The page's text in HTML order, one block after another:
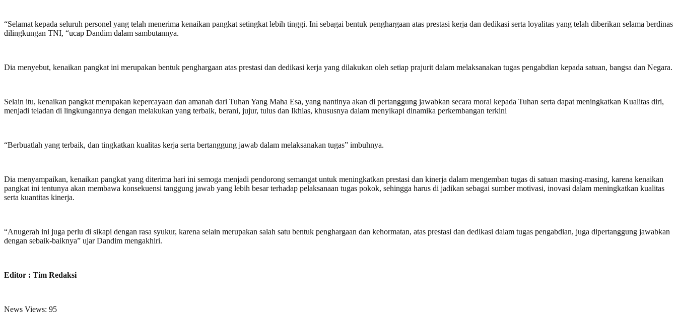
“Selamat kepada seluruh personel yang telah menerima kenaikan pangkat setingkat lebih tinggi. Ini sebagai bentuk penghargaan atas prestasi kerja dan dedikasi serta loyalitas yang telah diberikan selama berdinas
dilingkungan TNI, “ucap Dandim dalam sambutannya.
Dia menyebut, kenaikan pangkat ini merupakan bentuk penghargaan atas prestasi dan dedikasi kerja yang dilakukan oleh setiap prajurit dalam melaksanakan tugas pengabdian kepada satuan, bangsa dan Negara.
Selain itu, kenaikan pangkat merupakan kepercayaan dan amanah dari Tuhan Yang Maha Esa, yang nantinya akan di pertanggung jawabkan secara moral kepada Tuhan serta dapat meningkatkan Kualitas diri,
menjadi teladan di lingkungannya dengan melakukan yang terbaik, berani, jujur, tulus dan Ikhlas, khususnya dalam menyikapi dinamika perkembangan terkini
“Berbuatlah yang terbaik, dan tingkatkan kualitas kerja serta bertanggung jawab dalam melaksanakan tugas” imbuhnya.
Dia menyampaikan, kenaikan pangkat yang diterima hari ini semoga menjadi pendorong semangat untuk meningkatkan prestasi dan kinerja dalam mengemban tugas di satuan masing-masing, karena kenaikan
pangkat ini tentunya akan membawa konsekuensi tanggung jawab yang lebih besar terhadap pelaksanaan tugas pokok, sehingga harus di jadikan sebagai sumber motivasi, inovasi dalam meningkatkan kualitas
serta kuantitas kinerja.
“Anugerah ini juga perlu di sikapi dengan rasa syukur, karena selain merupakan salah satu bentuk penghargaan dan kehormatan, atas prestasi dan dedikasi dalam tugas pengabdian, juga dipertanggung jawabkan
dengan sebaik-baiknya” ujar Dandim mengakhiri.
Editor : Tim Redaksi
News Views: 95